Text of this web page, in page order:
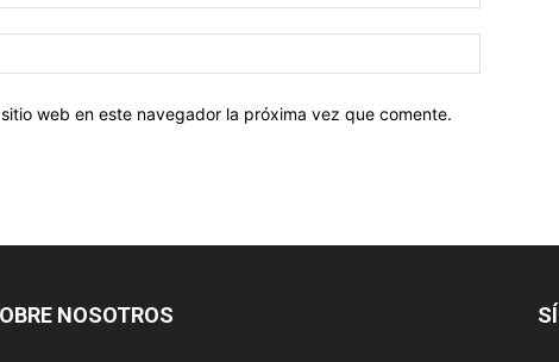
web:
web en este navegador la próxima vez que comente.
NOSOTROS